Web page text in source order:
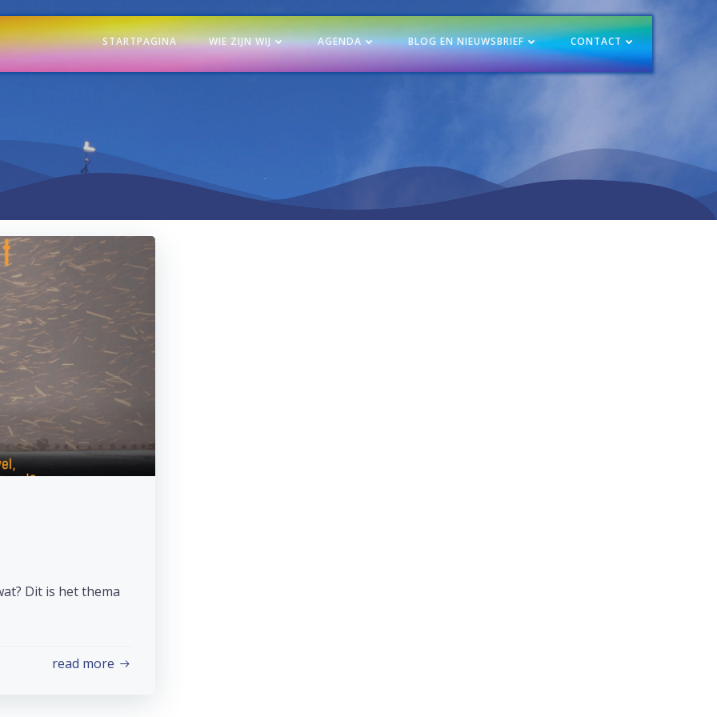
STARTPAGINA WIE ZIJN WIJ AGENDA BLOG EN NIEUWSBRIEF CONTACT
Dit is het thema
read more